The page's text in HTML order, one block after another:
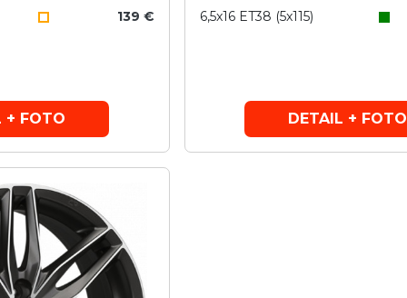
139 €
+ FOTO
6,5x16 ET38 (5x115)
DETAIL + FOTO